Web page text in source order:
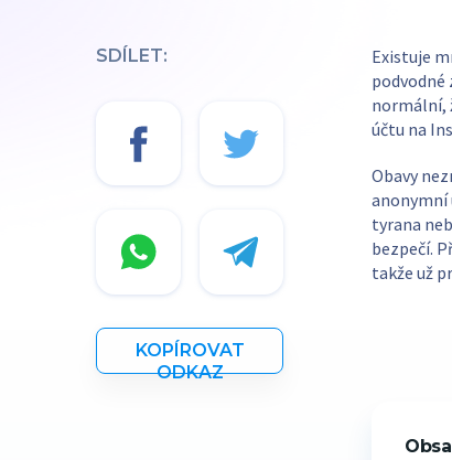
SDÍLET:
KOPÍROVAT
ODKAZ
Existuje
podvodné
normální,
účtu na
Obavy
anonymní
tyrana
bezpečí.
takže už